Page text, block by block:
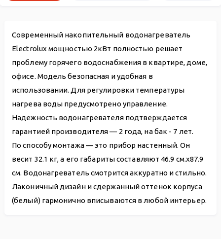
Современный накопительный водонагреватель
Electrolux мощностью 2кВт полностью решает
проблему горячего водоснабжения в квартире, доме,
офисе. Модель безопасная и удобная в
использовании. Для регулировки температуры
нагрева воды предусмотрено управление.
Надежность водонагревателя подтверждается
гарантией производителя — 2 года, на бак - 7 лет.
По способу монтажа — это прибор настенный. Он
весит 32.1 кг, а его габариты составляют 46.9 см.х87.9
см. Водонагреватель смотрится аккуратно и стильно.
Лаконичный дизайн и сдержанный оттенок корпуса
(белый) гармонично вписываются в любой интерьер.